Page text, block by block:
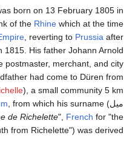
born on 13 February 1805 in
of the Rhine which at the time
, reverting to Prussia after
1815. His father Johann Arnold
postmaster, merchant, and city
had come to Düren from
ميل) north east of , from which his surname
de Richelette", French for "the
from Richelette") was derived.